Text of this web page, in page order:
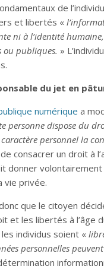
de
et libertés «
ni à l’identité
publiques. »
du jet en
numérique a
personne dispose du
personnel la
consacrer un droit à
donner
vie privée.
que le citoyen
et les libertés à l’âge
individus soient «
personnelles